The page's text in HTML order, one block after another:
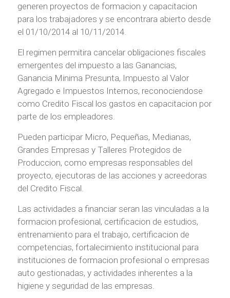
generen proyectos de formacion y capacitacion
para los trabajadores y se encontrara abierto desde
el 01/10/2014 al 10/11/2014.
El regimen permitira cancelar obligaciones fiscales
emergentes del impuesto a las Ganancias,
Ganancia Minima Presunta, Impuesto al Valor
Agregado e Impuestos Internos, reconociendose
como Credito Fiscal los gastos en capacitacion por
parte de los empleadores.
Pueden participar Micro, Pequeñas, Medianas,
Grandes Empresas y Talleres Protegidos de
Produccion, como empresas responsables del
proyecto, ejecutoras de las acciones y acreedoras
del Credito Fiscal.
Las actividades a financiar seran las vinculadas a la
formacion profesional, certificacion de estudios,
entrenamiento para el trabajo, certificacion de
competencias, fortalecimiento institucional para
instituciones de formacion profesional o empresas
auto gestionadas, y actividades inherentes a la
higiene y seguridad de las empresas.